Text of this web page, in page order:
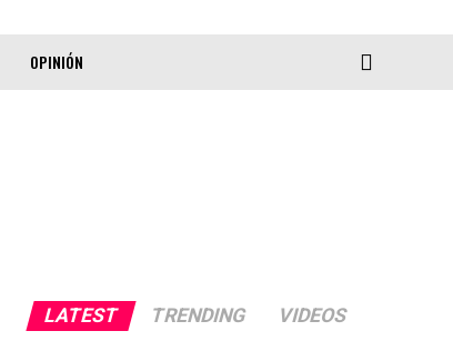
OPINIÓN
LATEST TRENDING VIDEOS